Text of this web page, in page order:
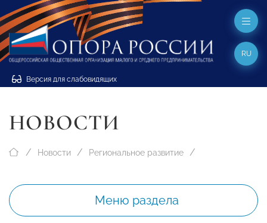
Версия для слабовидящих
RU
НОВОСТИ
Новости Региональное развитие
Меню раздела